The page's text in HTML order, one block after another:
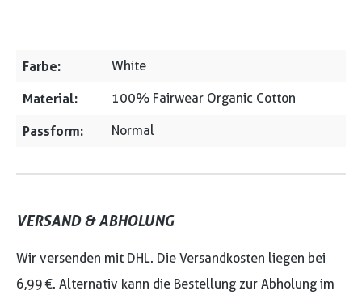
Farbe: White
Material: 100% Fairwear Organic Cotton
Passform: Normal
VERSAND & ABHOLUNG
Wir versenden mit DHL. Die Versandkosten liegen bei
6,99 €. Alternativ kann die Bestellung zur Abholung im